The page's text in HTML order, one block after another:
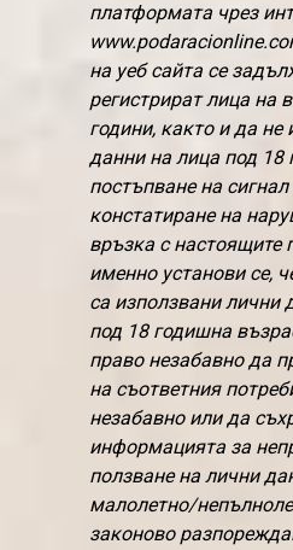
платформата чрез
на уеб сайта се
регистрират лица на
години, както и да не
данни на лица под 18
постъпване на
констатиране на
връзка с настоящите
именно установи се,
са използвани лични
под 18 годишна
право незабавно да
на съответния
незабавно или да
информацията за
ползване на лични
малолетно/
законово